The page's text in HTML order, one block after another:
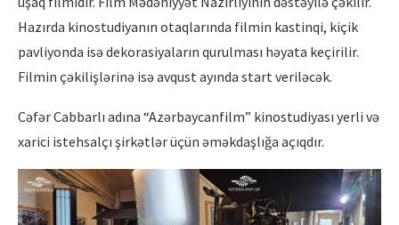
Hazırda kinostudiyanın otaqlarında filmin kastinqi, kiçik
pavliyonda isə dekorasiyaların qurulması həyata keçirilir.
Filmin çəkilişlərinə isə avqust ayında start veriləcək.
Cəfər Cabbarlı adına “Azərbaycanfilm” kinostudiyası yerli və
xarici istehsalçı şirkətlər üçün əməkdaşlığa açıqdır.